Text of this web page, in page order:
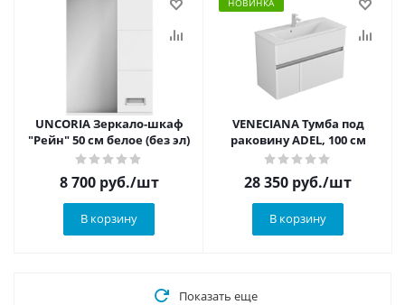
UNCORIA Зеркало-шкаф
"Рейн" 50 см белое (без эл)
8 700руб./шт
В корзину
НОВИНКА
VENECIANA Тумба под
раковину ADEL, 100 см
28 350 руб./шт
В корзину
Показать еще